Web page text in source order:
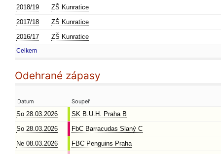
2018/19
ZŠ Kunratice
2017/18
ZŠ Kunratice
2016/17
ZŠ Kunratice
Celkem
Odehrané zápasy
Datum Soupeř
So 28.03.2026
SK B.U.H. Praha B
So 28.03.2026
FbC Barracudas Slaný C
Ne 08.03.2026
FBC Penguins Praha